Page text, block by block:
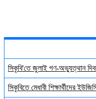
সিকৃবি'তে জুলাই গণ-অভ্যুত্থান
সিকৃবিতে মেধাবী শিক্ষার্থীদের